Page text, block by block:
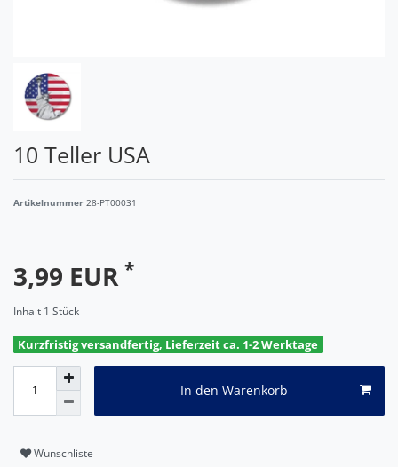
10 Teller USA
Artikelnummer 28-PT00031
3,99 EUR *
Inhalt 1 Stück
Kurzfristig versandfertig, Lieferzeit ca. 1-2 Werktage
In den Warenkorb
Wunschliste